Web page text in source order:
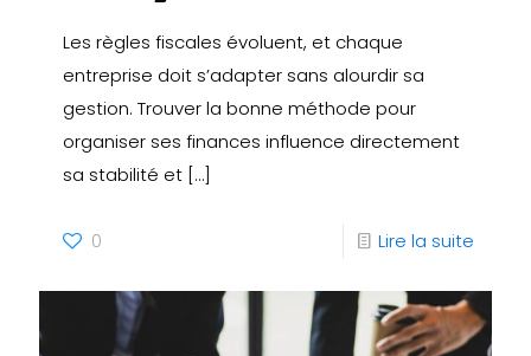
Les règles fiscales évoluent, et chaque
entreprise doit s’adapter sans alourdir sa
gestion. Trouver la bonne méthode pour
organiser ses finances influence directement
sa stabilité et […]
0 Lire la suite